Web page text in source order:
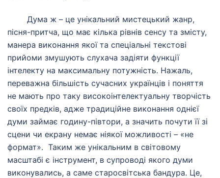
Дума ж – це унікальний мистецький жанр,
пісня-притча, що має кілька рівнів сенсу та змісту,
манера виконання якої та спеціальні текстові
прийоми змушують слухача задіяти функції
інтелекту на максимальну потужність. Нажаль,
переважна більшість сучасних українців і поняття
не мають про таку високоінтелектуальну творчість
своїх предків, адже традиційне виконання однієї
думи займає годину-півтори, а значить почути її зі
сцени чи екрану немає ніякої можливості – «не
формат». Таким же унікальним в світовому
масштабі є інструмент, в супроводі якого думи
виконувались, а саме старосвітська бандура. Це,